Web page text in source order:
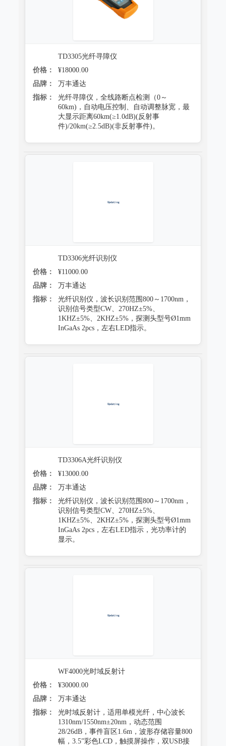
TD3305光纤寻障仪
价格：
¥18000.00
品牌：
万丰通达
指标：
光纤寻障仪，全线路断点检测（0～
60km)，自动电压控制、自动调整脉宽，最
大显示距离60km(≥1.0dB)(反射事
件)/20km(≥2.5dB)(非反射事件)。
TD3306光纤识别仪
价格：
¥11000.00
品牌：
万丰通达
指标：
光纤识别仪，波长识别范围800～1700nm，
识别信号类型CW、270HZ±5%、
1KHZ±5%、2KHZ±5%，探测头型号Ø1mm
InGaAs 2pcs，左右LED指示。
TD3306A光纤识别仪
价格：
¥13000.00
品牌：
万丰通达
指标：
光纤识别仪，波长识别范围800～1700nm，
识别信号类型CW、270HZ±5%、
1KHZ±5%、2KHZ±5%，探测头型号Ø1mm
InGaAs 2pcs，左右LED指示，光功率计的
显示。
WF4000光时域反射计
价格：
¥30000.00
品牌：
万丰通达
指标：
光时域反射计，适用单模光纤，中心波长
1310nm/1550nm±20nm，动态范围
28/26dB，事件盲区1.6m，波形存储容量800
幅，3.5”彩色LCD，触摸屏操作，双USB接